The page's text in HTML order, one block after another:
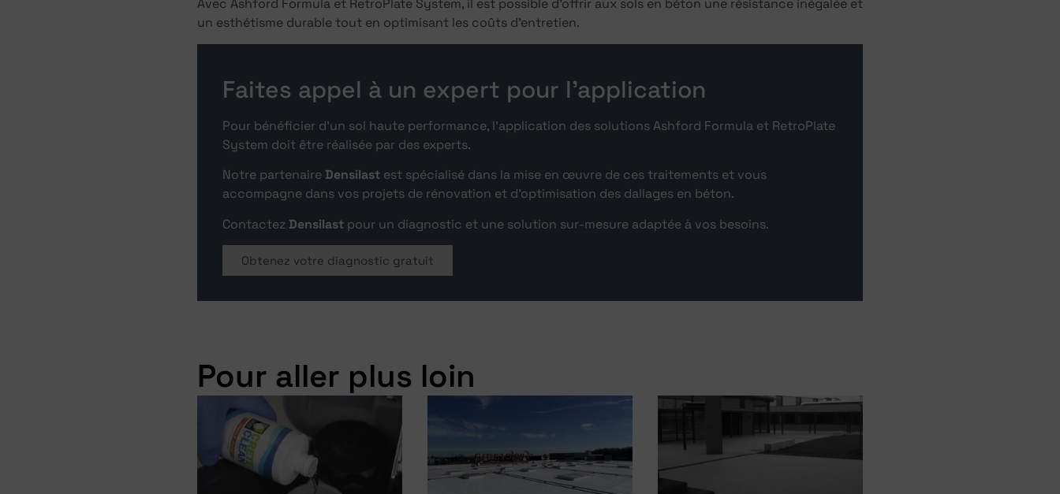
Avec Ashford Formula et RetroPlate System, il est possible d’offrir aux sols en béton une résistance inégalée et
un esthétisme durable tout en optimisant les coûts d’entretien.
Faites appel à un expert pour l’application
Pour bénéficier d’un sol haute performance, l’application des solutions Ashford Formula et RetroPlate
System doit être réalisée par des experts.
Notre partenaire Densilastest spécialisé dans la mise en œuvre de ces traitements et vous
accompagne dans vos projets de rénovation et d’optimisation des dallages en béton.
Contactez Densilastpour un diagnostic et une solution sur-mesure adaptée à vos besoins.
Obtenez votre diagnostic gratuit
Pour aller plus loin